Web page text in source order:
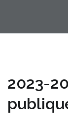
2023-